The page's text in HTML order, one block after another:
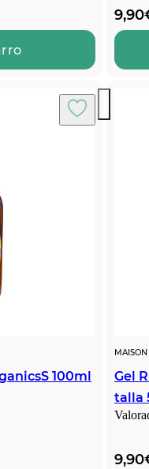
9,90
100ml
Gel
talla
9,90